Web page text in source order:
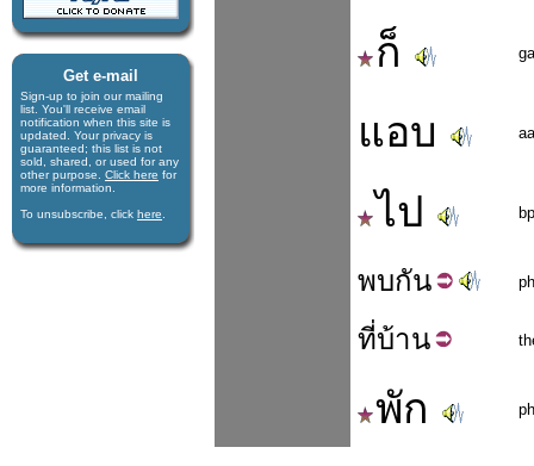
Get e-mail
Sign-up to join our mail­ing
list. You'll receive e­mail
notification when this site is
updated. Your privacy is
guaran­teed; this list is not
sold, shared, or used for any
other purpose. Click here for
more infor­mation.
To unsubscribe, click here
ก็
แอบ
ไป
พบกัน
ที่บ้าน
พัก